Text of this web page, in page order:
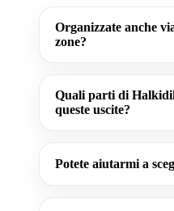
Organizzate anche
zone?
Quali parti di
queste uscite?
Potete aiutarmi a